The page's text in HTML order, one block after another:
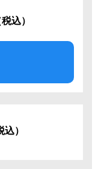
税込）
込）